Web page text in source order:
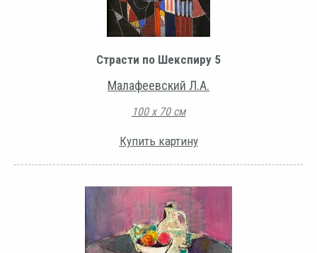
Страсти по Шекспиру 5
Малафеевский Л.А.
100 х 70 см
Купить картину